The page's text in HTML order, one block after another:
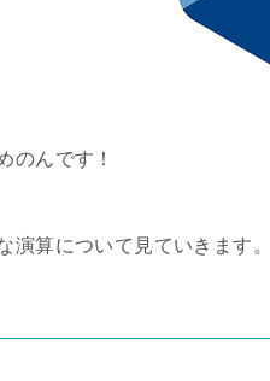
のんです！
演算について見ていきます